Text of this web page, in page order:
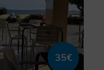
35€